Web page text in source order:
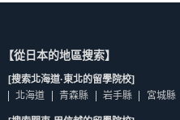
【從日本的地區搜索】
[搜索北海道·東北的留學院校]
北海道
青森縣 岩手縣 宮城縣